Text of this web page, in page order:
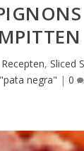
Recepten,Sliced
negra" |0